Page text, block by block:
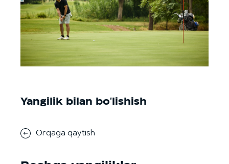
Yangilik bilan bo'lishish
Orqaga qaytish